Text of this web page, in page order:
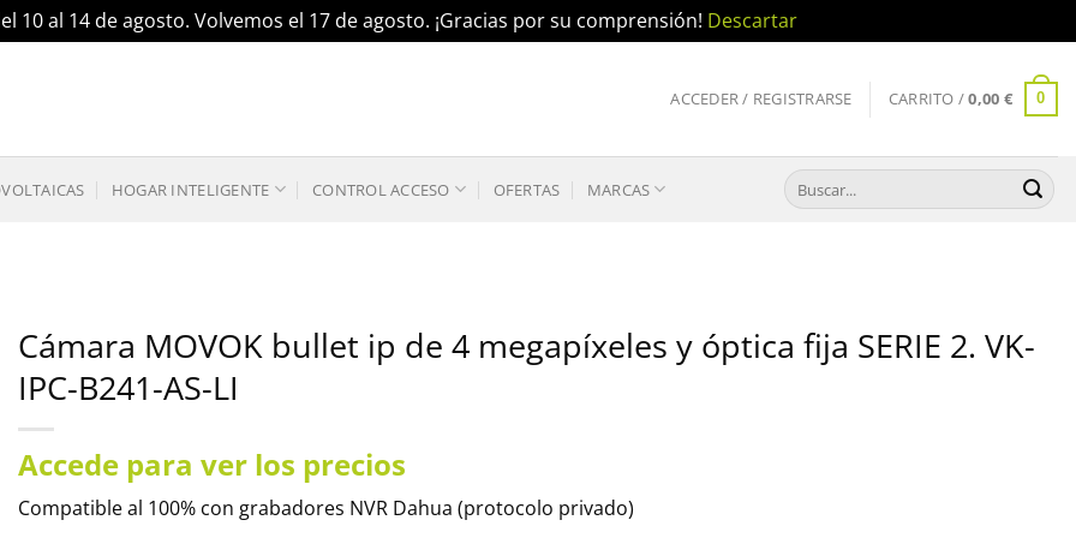
10 al 14 de agosto. Volvemos el 17 de agosto. ¡Gracias por su comprensión! Descartar
ACCEDER / REGISTRARSE CARRITO /0,00 € 0
HOGAR INTELIGENTE CONTROL ACCESO OFERTAS MARCAS
Buscar
por:
Cámara MOVOK bullet ip de 4 megapíxeles y óptica fija SERIE 2. VK-
IPC-B241-AS-LI
Accede para ver los precios
Compatible al 100% con grabadores NVR Dahua (protocolo privado)